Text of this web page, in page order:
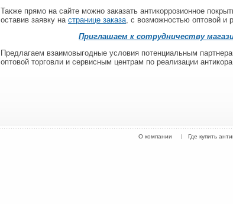
Также прямо на сайте можно заказать антикоррозионное
оставив заявку на странице заказа, с возможностью оптовой и
Приглашаем к сотрудничеству
Предлагаем взаимовыгодные условия потенциальным
оптовой торговли и сервисным центрам по реализации
О компании Где купить